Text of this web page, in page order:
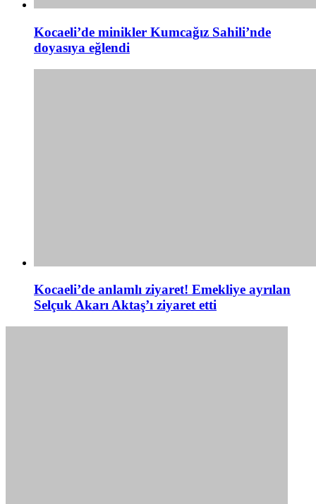
Kocaeli’de minikler Kumcağız Sahili’nde
doyasıya eğlendi
Kocaeli’de anlamlı ziyaret! Emekliye ayrılan
Selçuk Akarı Aktaş’ı ziyaret etti